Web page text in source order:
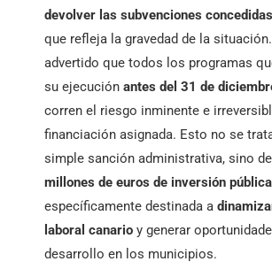
devolver las subvenciones concedidas
que refleja la gravedad de la
advertido que todos los programas
su ejecución antes del 31 de
corren el riesgo inminente e
financiación asignada. Esto no se
simple sanción administrativa, sino del
millones de euros de inversión pública
específicamente destinada a
laboral canario y generar
desarrollo en los municipios.